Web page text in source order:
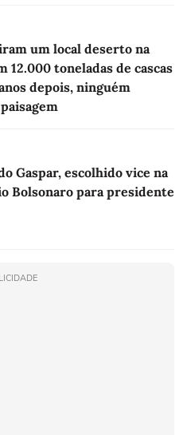
um local deserto na
12.000 toneladas de cascas
depois, ninguém
Gaspar, escolhido vice na
Bolsonaro para presidente